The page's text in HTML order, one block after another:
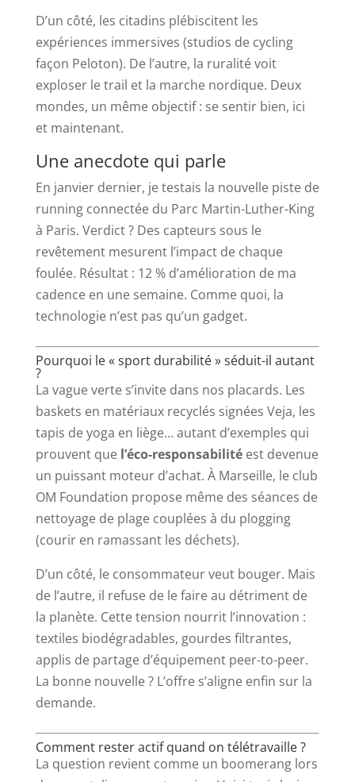
D’un côté, les citadins plébiscitent les
expériences immersives (studios de cycling
façon Peloton). De l’autre, la ruralité voit
exploser le trail et la marche nordique. Deux
mondes, un même objectif : se sentir bien, ici
et maintenant.
Une anecdote qui parle
En janvier dernier, je testais la nouvelle piste de
running connectée du Parc Martin-Luther-King
à Paris. Verdict ? Des capteurs sous le
revêtement mesurent l’impact de chaque
foulée. Résultat : 12 % d’amélioration de ma
cadence en une semaine. Comme quoi, la
technologie n’est pas qu’un gadget.
Pourquoi le « sport durabilité » séduit-il autant
?
La vague verte s’invite dans nos placards. Les
baskets en matériaux recyclés signées Veja, les
tapis de yoga en liège… autant d’exemples qui
prouvent que l’éco-responsabilitéest devenue
un puissant moteur d’achat. À Marseille, le club
OM Foundation propose même des séances de
nettoyage de plage couplées à du plogging
(courir en ramassant les déchets).
D’un côté, le consommateur veut bouger. Mais
de l’autre, il refuse de le faire au détriment de
la planète. Cette tension nourrit l’innovation :
textiles biodégradables, gourdes filtrantes,
applis de partage d’équipement peer-to-peer.
La bonne nouvelle ? L’offre s’aligne enfin sur la
demande.
Comment rester actif quand on télétravaille ?
La question revient comme un boomerang lors